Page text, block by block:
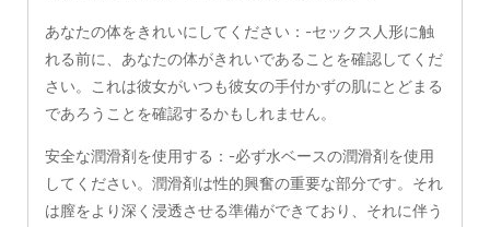
あなたの体をきれいにしてください：-セックス人形に触
れる前に、あなたの体がきれいであることを確認してくだ
さい。これは彼女がいつも彼女の手付かずの肌にとどまる
であろうことを確認するかもしれません。
安全な潤滑剤を使用する：-必ず水ベースの潤滑剤を使用
してください。潤滑剤は性的興奮の重要な部分です。それ
は膣をより深く浸透させる準備ができており、それに伴う